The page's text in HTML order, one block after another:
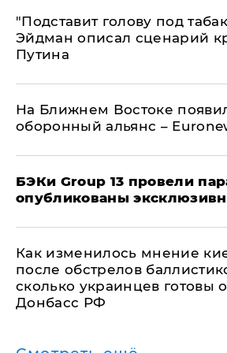
​"Подставит голову под
Эйдман описал сценарий
Путина
На Ближнем Востоке
оборонный альянс –
​БЭКи Group 13 провели
опубликованы
Как изменилось мнение
после обстрелов
сколько украинцев готовы
Донбасс РФ